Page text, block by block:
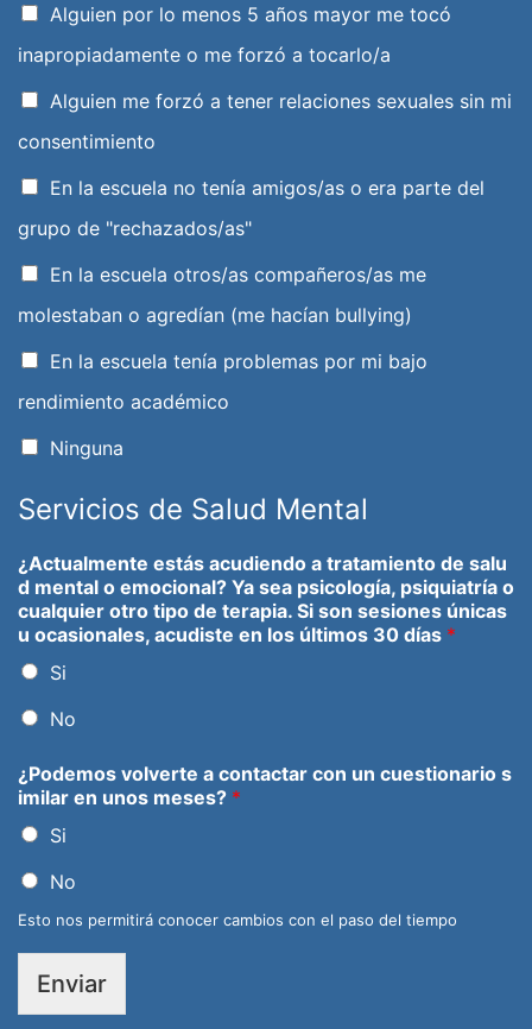
Alguien por lo menos 5 años mayor me tocó
inapropiadamente o me forzó a tocarlo/a
Alguien me forzó a tener relaciones sexuales sin mi
consentimiento
En la escuela no tenía amigos/as o era parte del
grupo de "rechazados/as"
En la escuela otros/as compañeros/as me
molestaban o agredían (me hacían bullying)
En la escuela tenía problemas por mi bajo
rendimiento académico
Ninguna
Servicios de Salud Mental
¿Actualmente estás acudiendo a tratamiento de salu
d mental o emocional? Ya sea psicología, psiquiatría o
cualquier otro tipo de terapia. Si son sesiones únicas
u ocasionales, acudiste en los últimos 30 días *
Si
No
¿Podemos volverte a contactar con un cuestionario s
imilar en unos meses? *
Si
No
Esto nos permitirá conocer cambios con el paso del tiempo
Enviar